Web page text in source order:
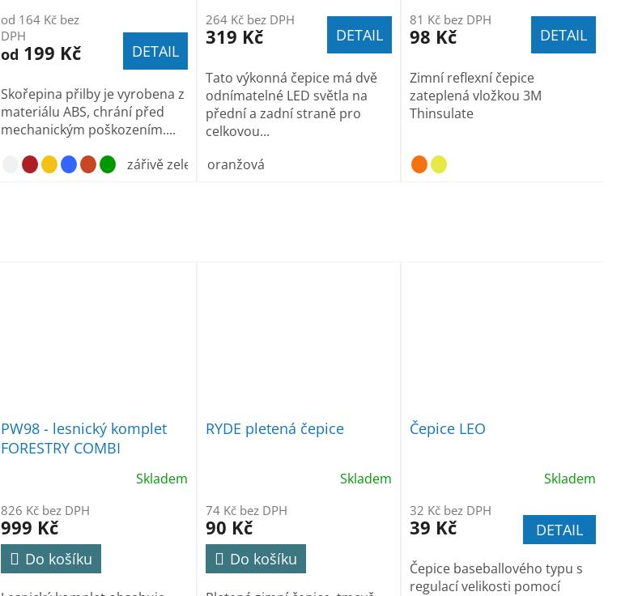
PW98 - lesnický komplet
FORESTRY COMBI
Skladem
826 Kč bez DPH
999 Kč
Do košíku
RYDE pletená čepice
Skladem
74 Kč bez DPH
90 Kč
Do košíku
Čepice LEO
Skladem
32 Kč bez DPH
39 Kč DETAIL
Čepice baseballového typu s
regulací velikosti pomocí
od 164 Kč bez
DPH
od 199 Kč DETAIL
Skořepina přilby je vyrobena z
materiálu ABS, chrání před
mechanickým poškozením....
zářivě zelená
264 Kč bez DPH
319 Kč DETAIL
Tato výkonná čepice má dvě
odnímatelné LED světla na
přední a zadní straně pro
celkovou...
oranžová
81 Kč bez DPH
98 Kč DETAIL
Zimní reflexní čepice
zateplená vložkou 3M
Thinsulate